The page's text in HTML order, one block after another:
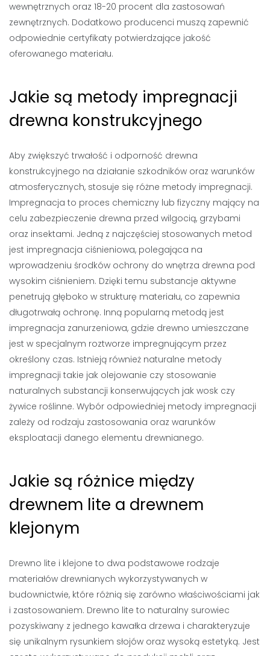
wewnętrznych oraz 18-20 procent dla zastosowań
zewnętrznych. Dodatkowo producenci muszą zapewnić
odpowiednie certyfikaty potwierdzające jakość
oferowanego materiału.
Jakie są metody impregnacji
drewna konstrukcyjnego
Aby zwiększyć trwałość i odporność drewna
konstrukcyjnego na działanie szkodników oraz warunków
atmosferycznych, stosuje się różne metody impregnacji.
Impregnacja to proces chemiczny lub fizyczny mający na
celu zabezpieczenie drewna przed wilgocią, grzybami
oraz insektami. Jedną z najczęściej stosowanych metod
jest impregnacja ciśnieniowa, polegająca na
wprowadzeniu środków ochrony do wnętrza drewna pod
wysokim ciśnieniem. Dzięki temu substancje aktywne
penetrują głęboko w strukturę materiału, co zapewnia
długotrwałą ochronę. Inną popularną metodą jest
impregnacja zanurzeniowa, gdzie drewno umieszczane
jest w specjalnym roztworze impregnującym przez
określony czas. Istnieją również naturalne metody
impregnacji takie jak olejowanie czy stosowanie
naturalnych substancji konserwujących jak wosk czy
żywice roślinne. Wybór odpowiedniej metody impregnacji
zależy od rodzaju zastosowania oraz warunków
eksploatacji danego elementu drewnianego.
Jakie są różnice między
drewnem lite a drewnem
klejonym
Drewno lite i klejone to dwa podstawowe rodzaje
materiałów drewnianych wykorzystywanych w
budownictwie, które różnią się zarówno właściwościami jak
i zastosowaniem. Drewno lite to naturalny surowiec
pozyskiwany z jednego kawałka drzewa i charakteryzuje
się unikalnym rysunkiem słojów oraz wysoką estetyką. Jest